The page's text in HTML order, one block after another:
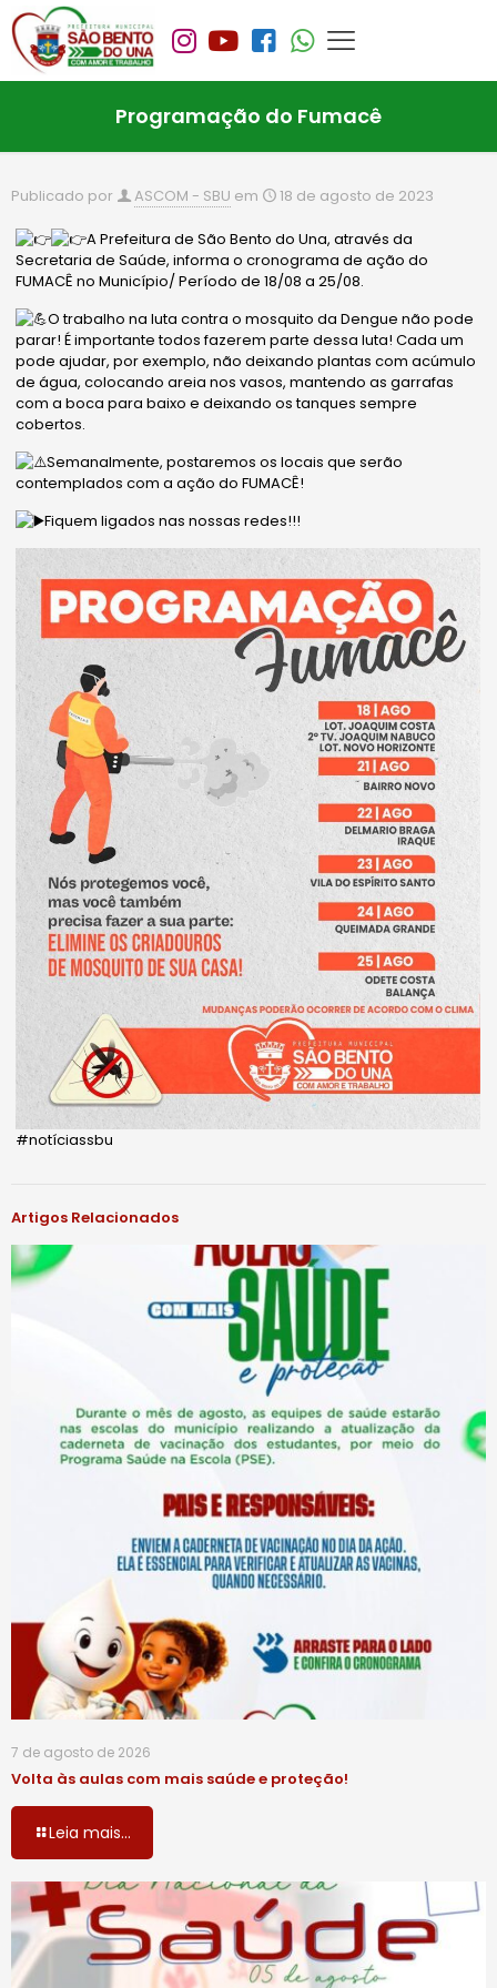
Programação do Fumacê
Publicado por ASCOM - SBU em 18 de agosto de 2023
A Prefeitura de São Bento do Una, através da
Secretaria de Saúde, informa o cronograma de ação do
FUMACÊ no Município/ Período de 18/08 a 25/08.
O trabalho na luta contra o mosquito da Dengue não pode
parar! É importante todos fazerem parte dessa luta! Cada um
pode ajudar, por exemplo, não deixando plantas com acúmulo
de água, colocando areia nos vasos, mantendo as garrafas
com a boca para baixo e deixando os tanques sempre
cobertos.
Semanalmente, postaremos os locaisque serão
contemplados com a ação do FUMACÊ!
Fiquem ligados nas nossas redes!!!
#notíciassbu
Artigos Relacionados
7 de agosto de 2026
Volta às aulas com mais saúde e proteção!
Leia mais...